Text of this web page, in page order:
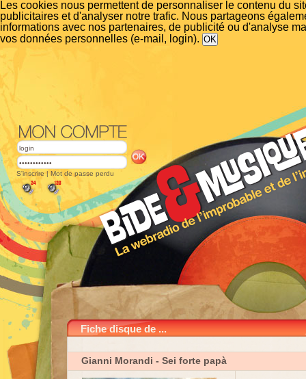
Les cookies nous permettent de personnaliser le contenu du
publicitaires et d'analyser notre trafic. Nous partageons
informations avec nos partenaires, de publicité ou d'analyse
vos données personnelles (e-mail, login).
S'inscrire | Mot de passe perdu
Fiche disque de ...
Gianni Morandi - Sei forte papà